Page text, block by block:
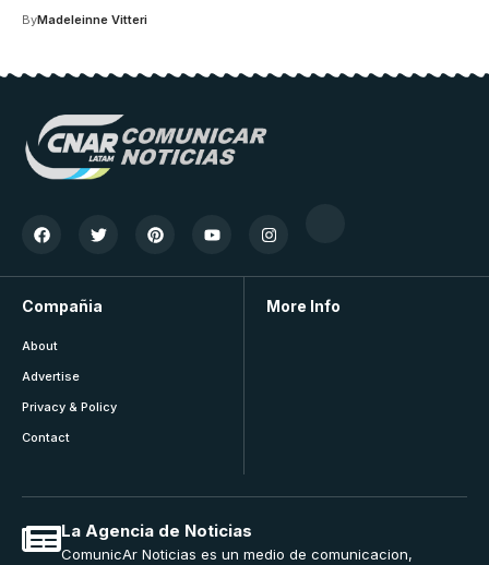
ByMadeleinne Vitteri
Compañia
About
Advertise
Privacy & Policy
Contact
More Info
La Agencia de Noticias
ComunicAr Noticias es un medio de comunicacion,